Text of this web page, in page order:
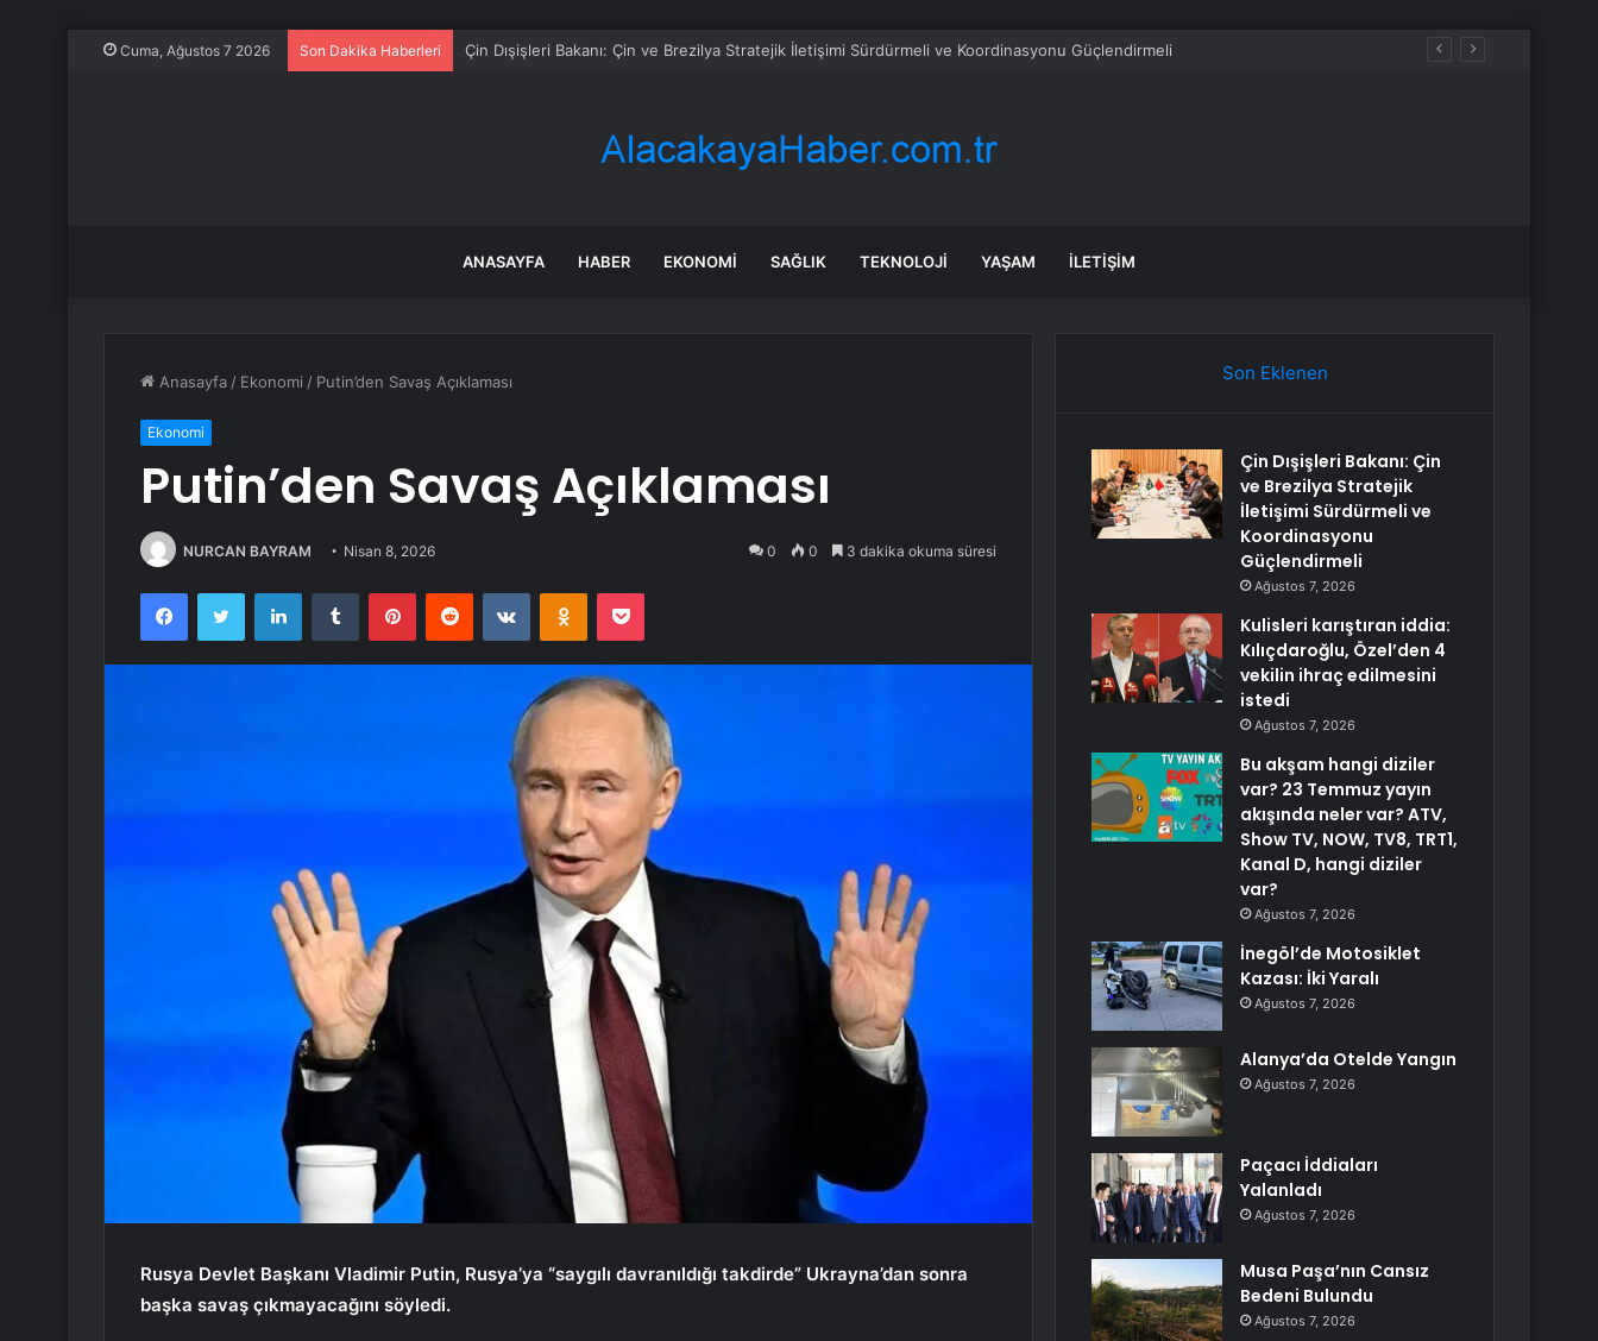
Cuma, Ağustos 7 2026 Son Dakika Haberleri Kulisleri karıştıran iddia: Kılıçdaroğlu, Özel’den 4 vekilin ihraç edilmesini istedi
ANASAYFA HABER EKONOMI SAĞLIK TEKNOLOJI YAŞAM İLETIŞIM
Anasayfa / Ekonomi / Putin’den Savaş Açıklaması
Ekonomi
Putin’den Savaş Açıklaması
NURCAN BAYRAM Nisan 8, 2026 0 0 3 dakika okuma süresi
FacebookTwitter LinkedInTumblr PinterestReddit VKontakteOdnoklassniki
Pocket
Rusya Devlet Başkanı Vladimir Putin, Rusya’ya “saygılı davranıldığı takdirde” Ukrayna’dan sonra
başka savaş çıkmayacağını söyledi.
Son Eklenen
Çin Dışişleri Bakanı: Çin
ve Brezilya Stratejik
İletişimi Sürdürmeli ve
Koordinasyonu
Güçlendirmeli
Ağustos 7, 2026
Kulisleri karıştıran iddia:
Kılıçdaroğlu, Özel’den 4
vekilin ihraç edilmesini
istedi
Ağustos 7, 2026
Bu akşam hangi diziler
var? 23 Temmuz yayın
akışında neler var? ATV,
Show TV, NOW, TV8, TRT1,
Kanal D, hangi diziler
var?
Ağustos 7, 2026
İnegöl’de Motosiklet
Kazası: İki Yaralı
Ağustos 7, 2026
Alanya’da Otelde Yangın
Ağustos 7, 2026
Paçacı İddiaları
Yalanladı
Ağustos 7, 2026
Musa Paşa’nın Cansız
Bedeni Bulundu
Ağustos 7, 2026